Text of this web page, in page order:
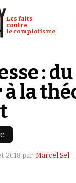
Conspiracy Watch :
Les faits
contre
le complotisme
de presse
: du
la
2018 par Marcel Sel